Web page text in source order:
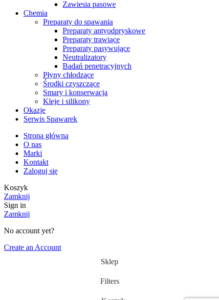
Zawiesia pasowe
Chemia
Preparaty do spawania
Preparaty antyodpryskowe
Preparaty trawiące
Preparaty pasywujące
Neutralizatory
Badań penetracyjnych
Płyny chłodzące
Środki czyszczące
Smary i konserwacja
Kleje i silikony
Okazje
Serwis Spawarek
Strona główna
O nas
Marki
Kontakt
Zaloguj się
Koszyk
Zamknij
Sign in
Zamknij
No account yet?
Create an Account
Sklep
Filters